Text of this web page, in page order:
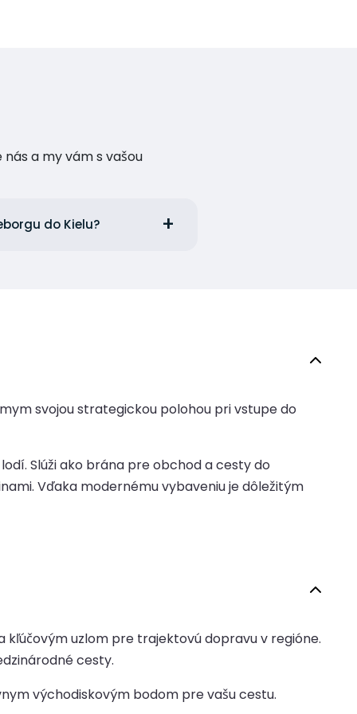
a my vám s vašou
do Kielu?
svojou strategickou polohou pri vstupe do
Slúži ako brána pre obchod a cesty do
Vďaka modernému vybaveniu je dôležitým
uzlom pre trajektovú dopravu v regióne.
cesty.
východiskovým bodom pre vašu cestu.